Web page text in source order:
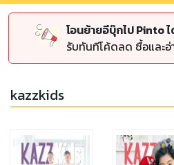
โอนย้ายอีบุ๊กไป Pinto
รับทันทีโค้ดลด ซื้อและ
kazzkids